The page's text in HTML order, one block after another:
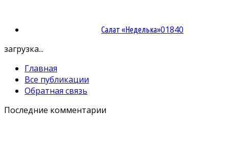
Салат «Неделька»01840
загрузка...
Главная
Все публикации
Обратная связь
Последние комментарии